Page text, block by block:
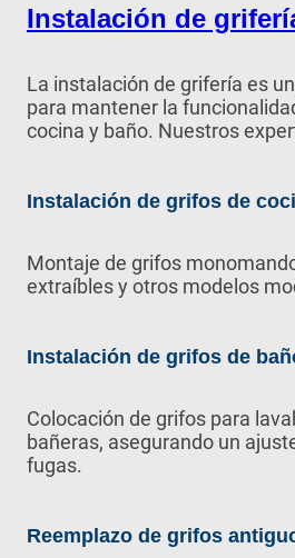
Instalación de
La instalación de grifería es
para mantener la
cocina y baño. Nuestros
Instalación de grifos de
Montaje de grifos
extraíbles y otros modelos
Instalación de grifos de
Colocación de grifos para
bañeras, asegurando un
fugas.
Reemplazo de grifos